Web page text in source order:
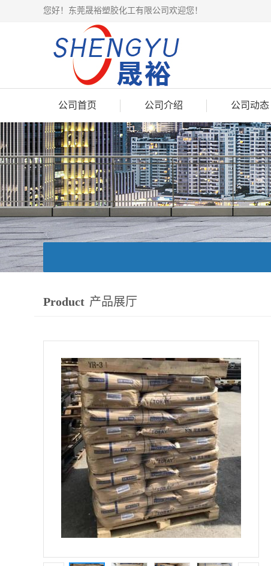
您好！东莞晟裕塑胶化工有限公司欢迎您！
公司首页 公司介绍 公司动态
Product 产品展厅